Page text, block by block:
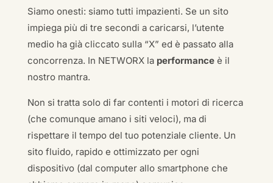
Siamo onesti: siamo tutti impazienti. Se un sito
impiega più di tre secondi a caricarsi, l’utente
medio ha già cliccato sulla “X” ed è passato alla
concorrenza. In NETWORX la performanceè il
nostro mantra.
Non si tratta solo di far contenti i motori di ricerca
(che comunque amano i siti veloci), ma di
rispettare il tempo del tuo potenziale cliente. Un
sito fluido, rapido e ottimizzato per ogni
dispositivo (dal computer allo smartphone che